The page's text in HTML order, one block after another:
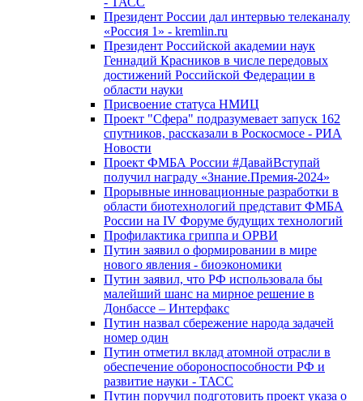
Президент России дал интервью телеканалу
«Россия 1» - kremlin.ru
Президент Российской академии наук
Геннадий Красников в числе передовых
достижений Российской Федерации в
области науки
Присвоение статуса НМИЦ
Проект "Сфера" подразумевает запуск 162
спутников, рассказали в Роскосмосе - РИА
Новости
Проект ФМБА России #ДавайВступай
получил награду «Знание.Премия-2024»
Прорывные инновационные разработки в
области биотехнологий представит ФМБА
России на IV Форуме будущих технологий
Профилактика гриппа и ОРВИ
Путин заявил о формировании в мире
нового явления - биоэкономики
Путин заявил, что РФ использовала бы
малейший шанс на мирное решение в
Донбассе – Интерфакс
Путин назвал сбережение народа задачей
номер один
Путин отметил вклад атомной отрасли в
обеспечение обороноспособности РФ и
развитие науки - ТАСС
Путин поручил подготовить проект указа о